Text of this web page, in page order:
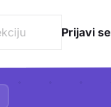
Prijavi se